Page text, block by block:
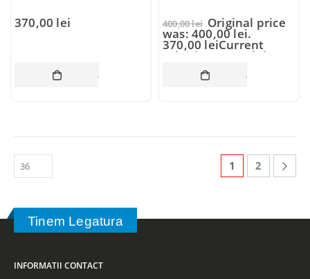
370,00 lei
ADAUGĂ ÎN COȘ
400,00lei Original price
was: 400,00 lei.
370,00 leiCurrent
price is: 370,00 lei.
ADAUGĂ ÎN COȘ
1 2
Tinem Legatura
INFORMATII CONTACT